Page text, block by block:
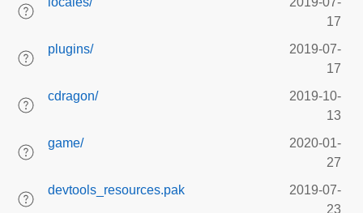
17
plugins/
2019-07-
17
cdragon/
2019-10-
13
game/
2020-01-
27
devtools_resources.pak
2019-07-
23